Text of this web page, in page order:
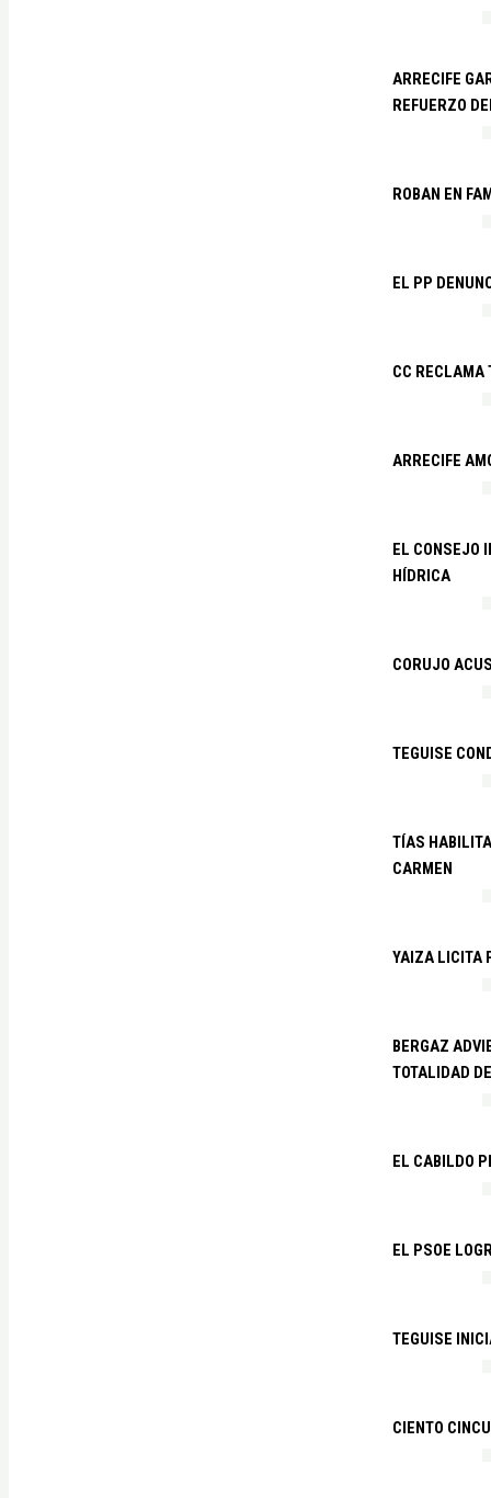
ARRECIFE
REFUERZO
ROBAN EN
EL PP
CC RECLAMA
ARRECIFE
EL CONSEJO
HÍDRICA
CORUJO
TEGUISE
TÍAS
CARMEN
YAIZA LICITA
BERGAZ
TOTALIDAD
EL CABILDO
EL PSOE
TEGUISE
CIENTO